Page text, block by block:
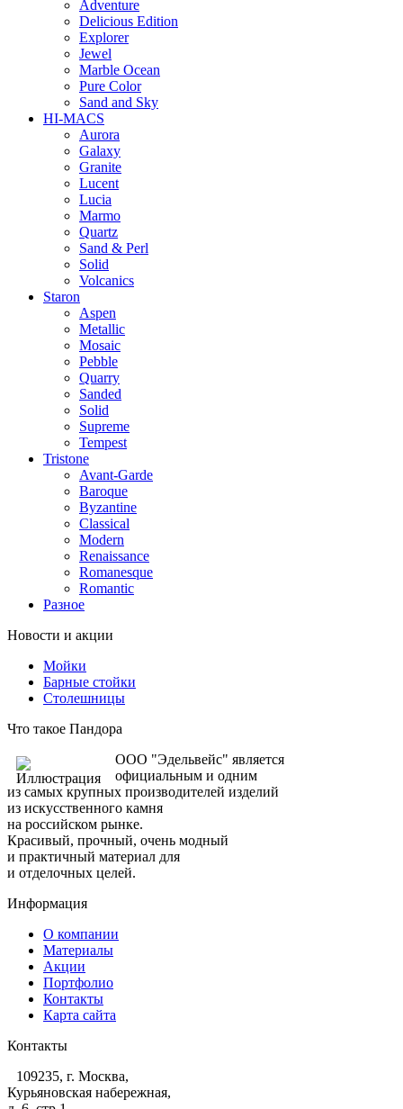
Adventure
Delicious Edition
Explorer
Jewel
Marble Ocean
Pure Color
Sand and Sky
HI-MACS
Aurora
Galaxy
Granite
Lucent
Lucia
Marmo
Quartz
Sand & Perl
Solid
Volcanics
Staron
Aspen
Metallic
Mosaic
Pebble
Quarry
Sanded
Solid
Supreme
Tempest
Tristone
Avant-Garde
Baroque
Byzantine
Classical
Modern
Renaissance
Romanesque
Romantic
Разное
Новости и акции
Мойки
Барные стойки
Столешницы
Что такое Пандора
ООО "Эдельвейс" является
официальным и одним
из самых крупных производителей изделий
из искусственного камня
на российском рынке.
Красивый, прочный, очень модный
и практичный материал для
и отделочных целей.
Информация
О компании
Материалы
Акции
Портфолио
Контакты
Карта сайта
Контакты
109235, г. Москва,
Курьяновская набережная,